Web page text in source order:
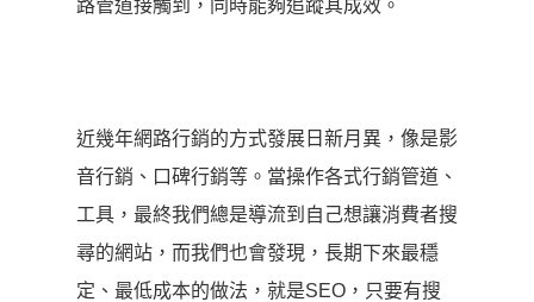
路管道接觸到，同時能夠追蹤其成效。
近幾年網路行銷的方式發展日新月異，像是影
音行銷、口碑行銷等。當操作各式行銷管道、
工具，最終我們總是導流到自己想讓消費者搜
尋的網站，而我們也會發現，長期下來最穩
定、最低成本的做法，就是SEO，只要有搜